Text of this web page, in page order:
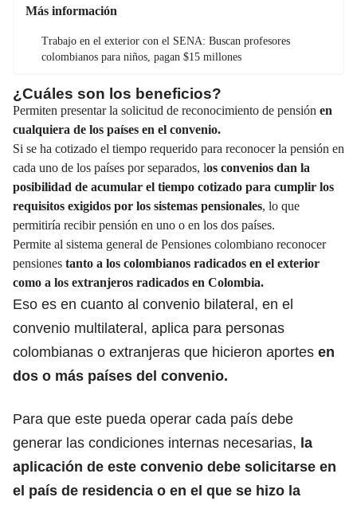
Más información
Trabajo en el exterior con el SENA: Buscan profesores
colombianos para niños, pagan $15 millones
¿Cuáles son los beneficios?
Permiten presentar la solicitud de reconocimiento de pensión en
cualquiera de los países en el convenio.
Si se ha cotizado el tiempo requerido para reconocer la pensión en
cada uno de los países por separados, los convenios dan la
posibilidad de acumular el tiempo cotizado para cumplir los
requisitos exigidos por los sistemas pensionales, lo que
permitiría recibir pensión en uno o en los dos países.
Permite al sistema general de Pensiones colombiano reconocer
pensiones tanto a los colombianos radicados en el exterior
como a los extranjeros radicados en Colombia.
Eso es en cuanto al convenio bilateral, en el
convenio multilateral, aplica para personas
colombianas o extranjeras que hicieron aportes en
dos o más países del convenio.
Para que este pueda operar cada país debe
generar las condiciones internas necesarias, la
aplicación de este convenio debe solicitarse en
el país de residencia o en el que se hizo la